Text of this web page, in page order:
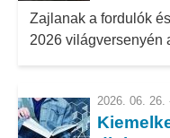
Zajlanak a fordulók
2026 világversenyén
2026. 06. 26.